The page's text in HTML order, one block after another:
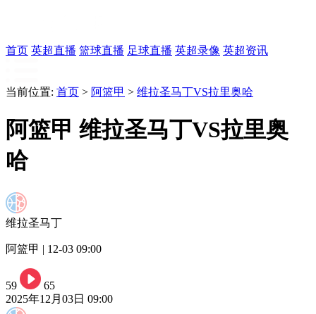
首页 英超直播 篮球直播 足球直播 英超录像 英超资讯
当前位置: 首页 > 阿篮甲 > 维拉圣马丁VS拉里奥哈
阿篮甲 维拉圣马丁VS拉里奥
哈
维拉圣马丁
阿篮甲 | 12-03 09:00
59
65
2025年12月03日 09:00